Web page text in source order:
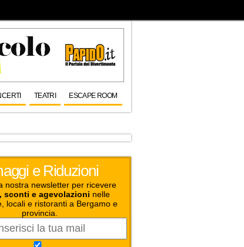
TEATRI ESCAPE ROOM
e Riduzioni
nostra newsletter per ricevere
sconti e agevolazioni nelle
locali e ristoranti a Bergamo e
provincia.